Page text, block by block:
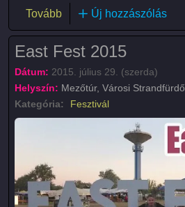
Tovább(East Fest 2016)
Új hozzászólás
East Fest 2015
Dátum: 2015. július 29. (szerda)
Helyszín: Mezőtúr, Városi Strandfürdő
Kategória:
Fesztivál